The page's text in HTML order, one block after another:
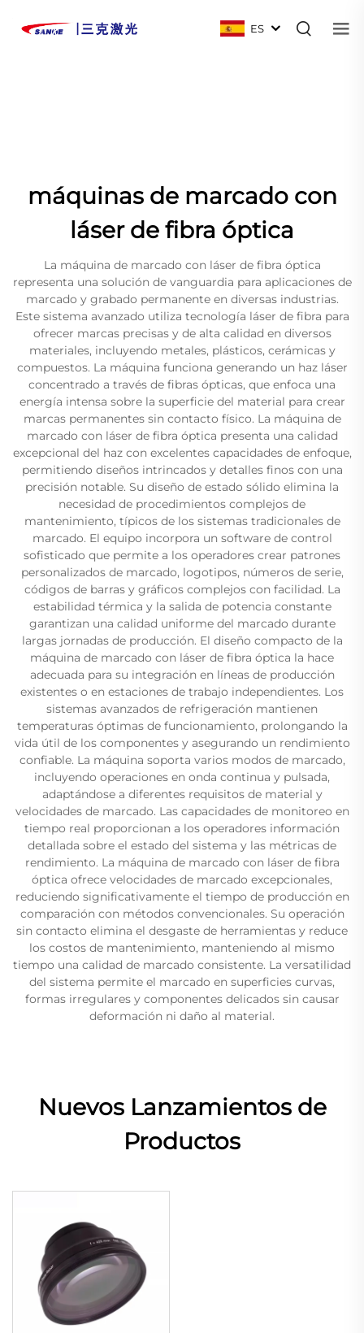
ES
máquinas de marcado con
láser de fibra óptica
La máquina de marcado con láser de fibra óptica
representa una solución de vanguardia para aplicaciones de
marcado y grabado permanente en diversas industrias.
Este sistema avanzado utiliza tecnología láser de fibra para
ofrecer marcas precisas y de alta calidad en diversos
materiales, incluyendo metales, plásticos, cerámicas y
compuestos. La máquina funciona generando un haz láser
concentrado a través de fibras ópticas, que enfoca una
energía intensa sobre la superficie del material para crear
marcas permanentes sin contacto físico. La máquina de
marcado con láser de fibra óptica presenta una calidad
excepcional del haz con excelentes capacidades de enfoque,
permitiendo diseños intrincados y detalles finos con una
precisión notable. Su diseño de estado sólido elimina la
necesidad de procedimientos complejos de
mantenimiento, típicos de los sistemas tradicionales de
marcado. El equipo incorpora un software de control
sofisticado que permite a los operadores crear patrones
personalizados de marcado, logotipos, números de serie,
códigos de barras y gráficos complejos con facilidad. La
estabilidad térmica y la salida de potencia constante
garantizan una calidad uniforme del marcado durante
largas jornadas de producción. El diseño compacto de la
máquina de marcado con láser de fibra óptica la hace
adecuada para su integración en líneas de producción
existentes o en estaciones de trabajo independientes. Los
sistemas avanzados de refrigeración mantienen
temperaturas óptimas de funcionamiento, prolongando la
vida útil de los componentes y asegurando un rendimiento
confiable. La máquina soporta varios modos de marcado,
incluyendo operaciones en onda continua y pulsada,
adaptándose a diferentes requisitos de material y
velocidades de marcado. Las capacidades de monitoreo en
tiempo real proporcionan a los operadores información
detallada sobre el estado del sistema y las métricas de
rendimiento. La máquina de marcado con láser de fibra
óptica ofrece velocidades de marcado excepcionales,
reduciendo significativamente el tiempo de producción en
comparación con métodos convencionales. Su operación
sin contacto elimina el desgaste de herramientas y reduce
los costos de mantenimiento, manteniendo al mismo
tiempo una calidad de marcado consistente. La versatilidad
del sistema permite el marcado en superficies curvas,
formas irregulares y componentes delicados sin causar
deformación ni daño al material.
Nuevos Lanzamientos de
Productos